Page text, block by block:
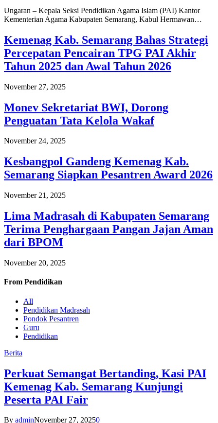
Ungaran – Kepala Seksi Pendidikan Agama Islam (PAI) Kantor
Kementerian Agama Kabupaten Semarang, Kabul Hermawan…
Kemenag Kab. Semarang Bahas Strategi
Percepatan Pencairan TPG PAI Akhir
Tahun 2025 dan Awal Tahun 2026
November 27, 2025
Monev Sekretariat BWI, Dorong
Penguatan Tata Kelola Wakaf
November 24, 2025
Kesbangpol Gandeng Kemenag Kab.
Semarang Siapkan Pesantren Award 2026
November 21, 2025
Lima Madrasah di Kabupaten Semarang
Terima Penghargaan Pangan Jajan Aman
dari BPOM
November 20, 2025
From Pendidikan
All
Pendidikan Madrasah
Pondok Pesantren
Guru
Pendidikan
Berita
Perkuat Semangat Bertanding, Kasi PAI
Kemenag Kab. Semarang Kunjungi
Peserta PAI Fair
By adminNovember 27, 20250